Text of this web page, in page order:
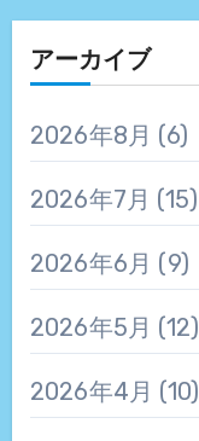
アーカイブ
2026年8月 (6)
2026年7月 (15)
2026年6月 (9)
2026年5月 (12)
2026年4月 (10)